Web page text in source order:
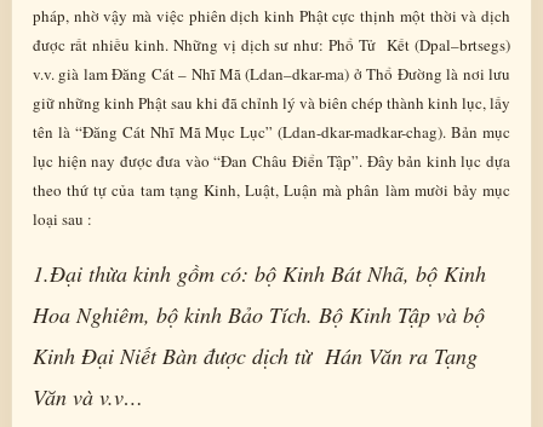
pháp, nhờ vậy mà việc phiên dịch kinh Phật cực thịnh một thời và dịch
được rất nhiều kinh. Những vị dịch sư như: Phổ Tử Kết (Dpal–brtsegs)
v.v. già lam Đăng Cát – Nhĩ Mã (Ldan–dkar-ma) ở Thổ Đường là nơi lưu
giữ những kinh Phật sau khi đã chỉnh lý và biên chép thành kinh lục, lấy
tên là “Đăng Cát Nhĩ Mã Mục Lục” (Ldan-dkar-madkar-chag). Bản mục
lục hiện nay được đưa vào “Đan Châu Điển Tập”. Đây bản kinh lục dựa
theo thứ tự của tam tạng Kinh, Luật, Luận mà phân làm mười bảy mục
loại sau :
1.Đại thừa kinh gồm có: bộ Kinh Bát Nhã, bộ Kinh
Hoa Nghiêm, bộ kinh Bảo Tích. Bộ Kinh Tập và bộ
Kinh Đại Niết Bàn được dịch từ Hán Văn ra Tạng
Văn và v.v…